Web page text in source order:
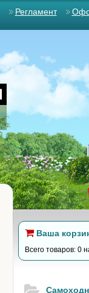
Регламент
Ваша
Всего товаров: 0